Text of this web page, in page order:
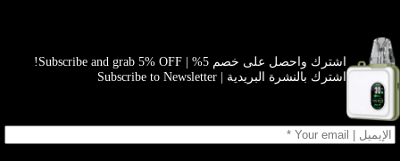
اشترك واحصل على خصم 5% | Subscribe and grab 5% OFF!
اشترك بالنشرة البريدية | Subscribe to Newsletter